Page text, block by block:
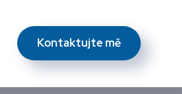
Kontaktujte mě